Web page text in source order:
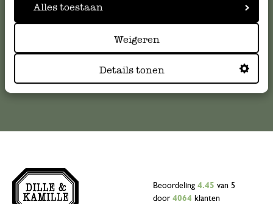
Alles toestaan
Weigeren
Details tonen
Online Klantenservice
Beoordeling 4.45 van 5
door 4064 klanten